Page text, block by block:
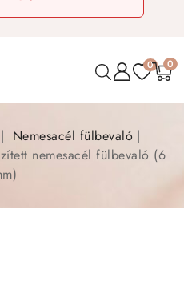
0 0
Nemesacél fülbevaló
nemesacél fülbevaló (6